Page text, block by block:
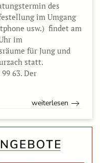
des
im Umgang
usw.) findet am
im
für Jung und
statt.
63. Der
weiterlesen